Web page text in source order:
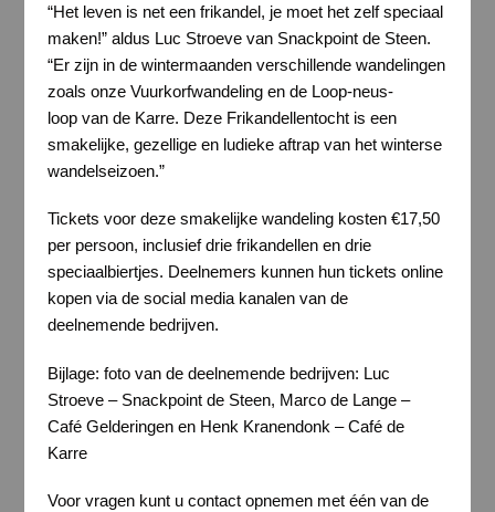
“Het leven is net een frikandel, je moet het zelf speciaal
maken!” aldus Luc Stroeve van Snackpoint de Steen.
“Er zijn in de wintermaanden verschillende wandelingen
zoals onze Vuurkorfwandeling en de Loop-neus-
loop van de Karre. Deze Frikandellentocht is een
smakelijke, gezellige en ludieke aftrap van het winterse
wandelseizoen.”
Tickets voor deze smakelijke wandeling kosten €17,50
per persoon, inclusief drie frikandellen en drie
speciaalbiertjes. Deelnemers kunnen hun tickets online
kopen via de social media kanalen van de
deelnemende bedrijven.
Bijlage: foto van de deelnemende bedrijven: Luc
Stroeve – Snackpoint de Steen, Marco de Lange –
Café Gelderingen en Henk Kranendonk – Café de
Karre
Voor vragen kunt u contact opnemen met één van de